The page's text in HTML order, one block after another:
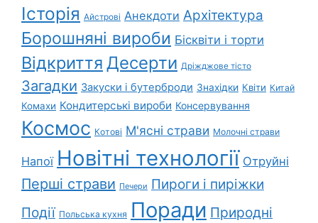
Історія Айстрові Анекдоти Архітектура
Борошняні вироби Бісквіти і торти
Відкриття Десерти Дріжджове тісто
Загадки Закуски і бутерброди Знахідки Квіти Китай
Комахи Кондитерські вироби Консервування
Космос Котові М'ясні страви Молочні страви
Напої Новітні технології Отруйні
Перші страви Печери Пироги і пиріжки
Події Польська кухня Поради Природні